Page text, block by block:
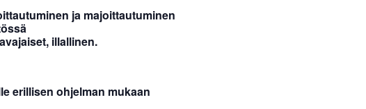
ja majoittautuminen
illallinen.
ohjelman mukaan